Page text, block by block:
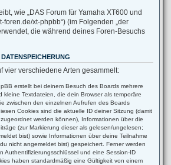
wie „DAS Forum für Yamaha XT600 und
foren.de/xt-phpbb“) (im Folgenden „der
die während deines Foren-Besuchs
vier verschiedene Arten gesammelt:
erstellt bei deinem Besuch des Boards mehrere
kleine Textdateien, die dein Browser als temporäre
zwischen den einzelnen Aufrufen des Boards
Cookies sind die aktuelle ID deiner Sitzung (damit
werden können), Informationen über die
(zur Markierung dieser als gelesen/ungelesen;
bist) sowie Informationen über deine Teilnahme
nicht angemeldet bist) gespeichert. Ferner werden
Authentifizierungsschlüssel und eine Session-ID
haben standardmäßig eine Gültigkeit von einem